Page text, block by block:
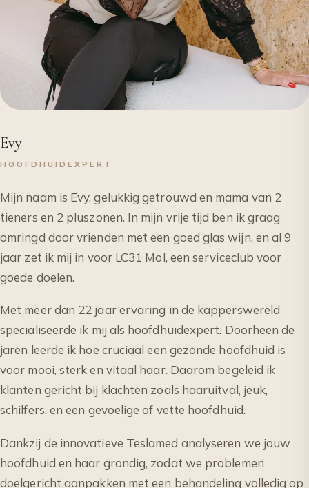
Evy
HOOFDHUIDEXPERT
Mijn naam is Evy, gelukkig getrouwd en mama van 2
tieners en 2 pluszonen. In mijn vrije tijd ben ik graag
omringd door vrienden met een goed glas wijn, en al 9
jaar zet ik mij in voor LC31 Mol, een serviceclub voor
goede doelen.
Met meer dan 22 jaar ervaring in de kapperswereld
specialiseerde ik mij als hoofdhuidexpert. Doorheen de
jaren leerde ik hoe cruciaal een gezonde hoofdhuid is
voor mooi, sterk en vitaal haar. Daarom begeleid ik
klanten gericht bij klachten zoals haaruitval, jeuk,
schilfers, en een gevoelige of vette hoofdhuid.
Dankzij de innovatieve Teslamed analyseren we jouw
hoofdhuid en haar grondig, zodat we problemen
doelgericht aanpakken met een behandeling volledig op